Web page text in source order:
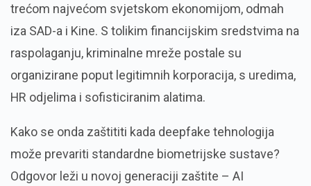
trećom najvećom svjetskom ekonomijom, odmah
iza SAD-a i Kine. S tolikim financijskim sredstvima na
raspolaganju, kriminalne mreže postale su
organizirane poput legitimnih korporacija, s uredima,
HR odjelima i sofisticiranim alatima.
Kako se onda zaštititi kada deepfake tehnologija
može prevariti standardne biometrijske sustave?
Odgovor leži u novoj generaciji zaštite – AI